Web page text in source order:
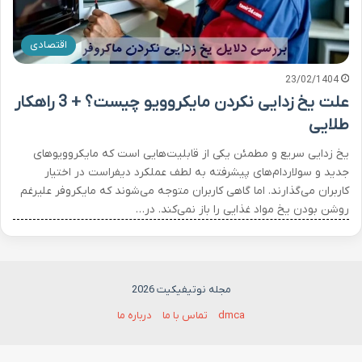
اقتصادی
23/02/1404
علت یخ زدایی نکردن مایکروویو چیست؟ + 3 راهکار
طلایی
یخ زدایی سریع و مطمئن یکی از قابلیت‌هایی است که مایکروویوهای
جدید و سولاردام‌های پیشرفته به لطف عملکرد دیفراست در اختیار
کاربران می‌گذارند. اما گاهی کاربران متوجه می‌شوند که مایکروفر علیرغم
روشن بودن یخ مواد غذایی را باز نمی‌کند. در…
مجله نوتیفیکیت 2026
dmca
تماس با ما درباره ما